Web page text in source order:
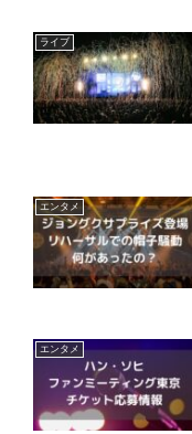
ライブ
エンタメ
エンタメ